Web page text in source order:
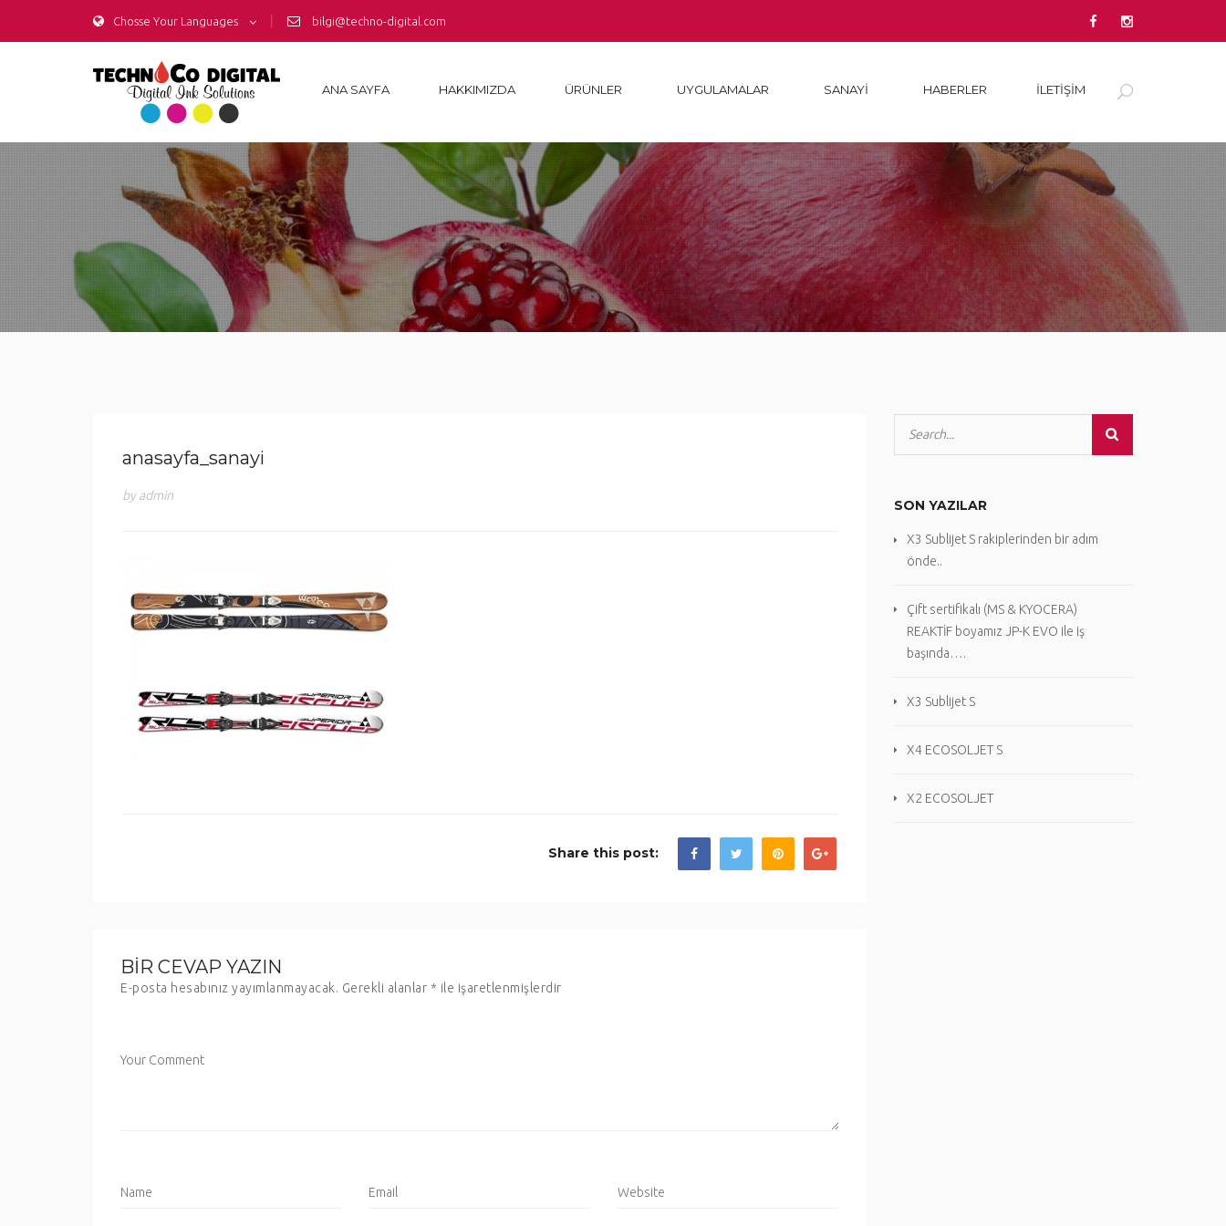
Chosse Your Languages | bilgi@techno-digital.com
ANA SAYFA HAKKIMIZDA ÜRÜNLER UYGULAMALAR SANAYI HABERLER İLETİŞİM
anasayfa_sanayi
by admin
Share this post:
BIR CEVAP YAZIN
E-posta hesabınız yayımlanmayacak. Gerekli alanlar * ile işaretlenmişlerdir
SON YAZILAR
X3 Sublijet S rakiplerinden bir adım
önde..
Çift sertifikalı (MS & KYOCERA)
REAKTİF boyamız JP-K EVO ile iş
başında….
X3 Sublijet S
X4 ECOSOLJET S
X2 ECOSOLJET